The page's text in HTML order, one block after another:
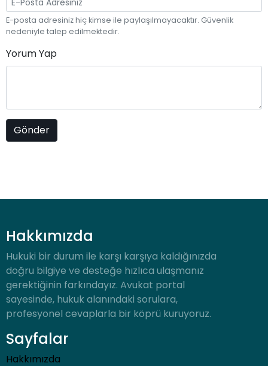
E-posta adresiniz hiç kimse ile paylaşılmayacaktır. Güvenlik
nedeniyle talep edilmektedir.
Yorum Yap
Hakkımızda
Hukuki bir durum ile karşı karşıya kaldığınızda
doğru bilgiye ve desteğe hızlıca ulaşmanız
gerektiğinin farkındayız. Avukat portal
sayesinde, hukuk alanındaki sorulara,
profesyonel cevaplarla bir köprü kuruyoruz.
Sayfalar
Hakkımızda